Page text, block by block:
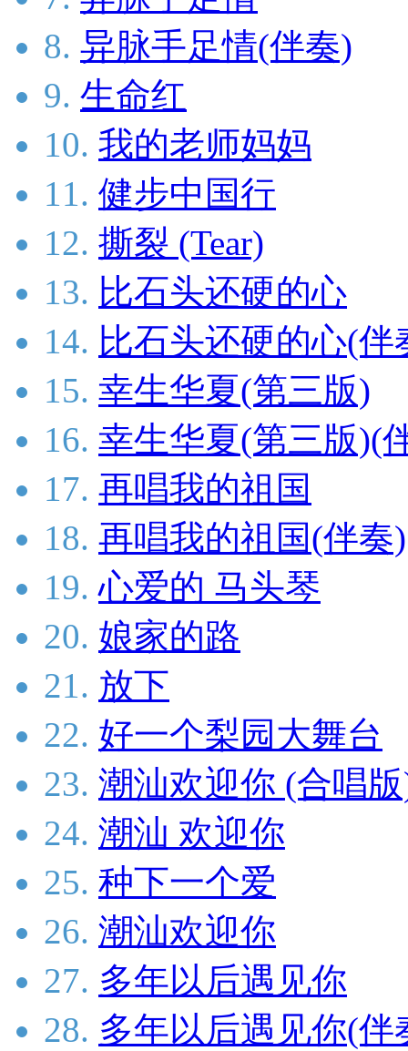
8. 异脉手足情(伴奏)
9. 生命红
10. 我的老师妈妈
11. 健步中国行
12. 撕裂 (Tear)
13. 比石头还硬的心
14. 比石头还硬的心(伴
15. 幸生华夏(第三版)
16. 幸生华夏(第三版)(
17. 再唱我的祖国
18. 再唱我的祖国(伴奏)
19. 心爱的 马头琴
20. 娘家的路
21. 放下
22. 好一个梨园大舞台
23. 潮汕欢迎你 (合唱
24. 潮汕 欢迎你
25. 种下一个爱
26. 潮汕欢迎你
27. 多年以后遇见你
28. 多年以后遇见你(伴